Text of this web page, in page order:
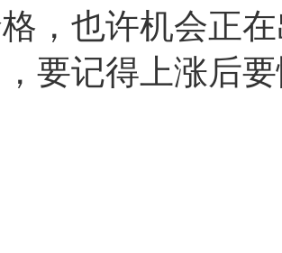
，也许机会正
要记得上涨后